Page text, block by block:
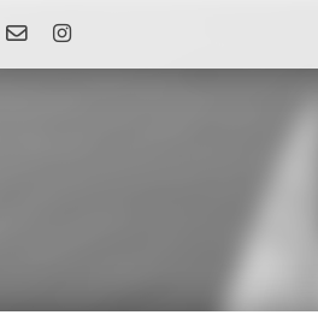
KontaktLink: Instagram